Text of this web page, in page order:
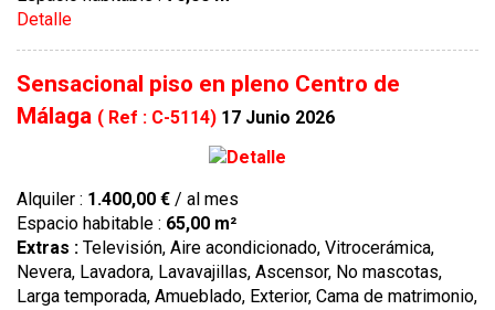
Detalle
Sensacional piso en pleno Centro de
Málaga ( Ref : C-5114) 17 Junio 2026
Alquiler : 1.400,00 € / al mes
Espacio habitable : 65,00 m²
Extras : Televisión, Aire acondicionado, Vitrocerámica,
Nevera, Lavadora, Lavavajillas, Ascensor, No mascotas,
Larga temporada, Amueblado, Exterior, Cama de matrimonio,